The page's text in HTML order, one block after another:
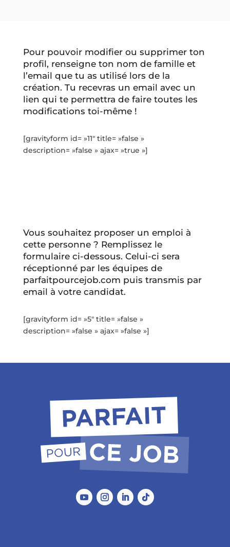
Pour pouvoir modifier ou supprimer ton
profil, renseigne ton nom de famille et
l’email que tu as utilisé lors de la
création. Tu recevras un email avec un
lien qui te permettra de faire toutes les
modifications toi-même !
[gravityform id= »11″ title= »false »
description= »false » ajax= »true »]
Vous souhaitez proposer un emploi à
cette personne ? Remplissez le
formulaire ci-dessous. Celui-ci sera
réceptionné par les équipes de
parfaitpourcejob.com puis transmis par
email à votre candidat.
[gravityform id= »5″ title= »false »
description= »false » ajax= »false »]